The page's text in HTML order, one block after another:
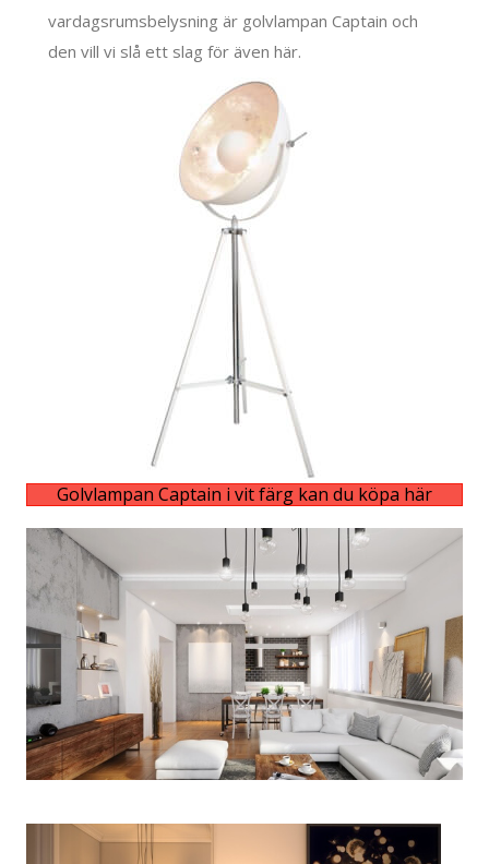
vardagsrumsbelysning är golvlampan Captain och
den vill vi slå ett slag för även här.
Golvlampan Captain i vit färg kan du köpa här